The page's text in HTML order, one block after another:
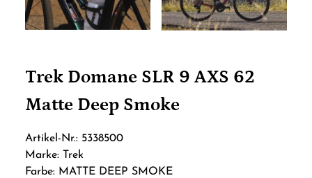
Trek Domane SLR 9 AXS 62
Matte Deep Smoke
Artikel-Nr.: 5338500
Marke: Trek
Farbe: MATTE DEEP SMOKE